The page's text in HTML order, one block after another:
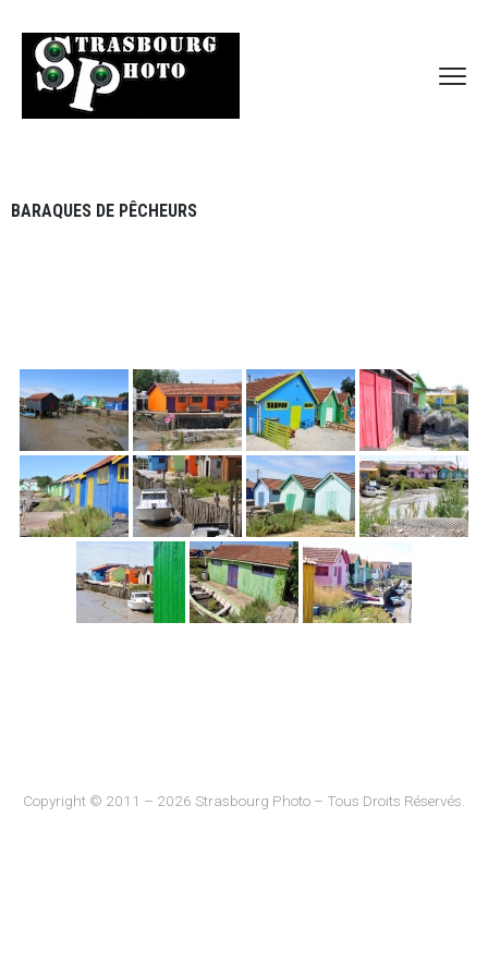
BARAQUES DE PÊCHEURS
Copyright © 2011 – 2026 Strasbourg Photo – Tous Droits Réservés.